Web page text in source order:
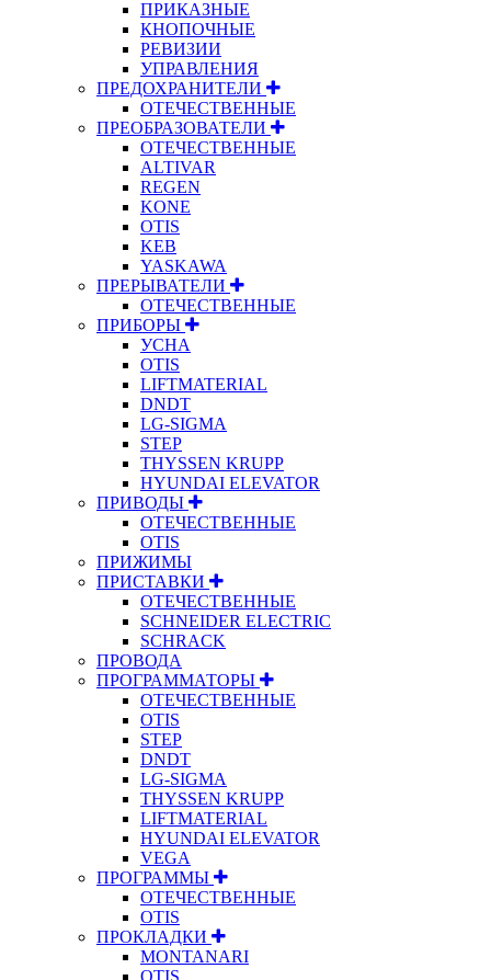
ПРИКАЗНЫЕ
КНОПОЧНЫЕ
РЕВИЗИИ
УПРАВЛЕНИЯ
ПРЕДОХРАНИТЕЛИ
ОТЕЧЕСТВЕННЫЕ
ПРЕОБРАЗОВАТЕЛИ
ОТЕЧЕСТВЕННЫЕ
ALTIVAR
REGEN
KONE
OTIS
KEB
YASKAWA
ПРЕРЫВАТЕЛИ
ОТЕЧЕСТВЕННЫЕ
ПРИБОРЫ
УСНА
OTIS
LIFTMATERIAL
DNDT
LG-SIGMA
STEP
THYSSEN KRUPP
HYUNDAI ELEVATOR
ПРИВОДЫ
ОТЕЧЕСТВЕННЫЕ
OTIS
ПРИЖИМЫ
ПРИСТАВКИ
ОТЕЧЕСТВЕННЫЕ
SCHNEIDER ELECTRIC
SCHRACK
ПРОВОДА
ПРОГРАММАТОРЫ
ОТЕЧЕСТВЕННЫЕ
OTIS
STEP
DNDT
LG-SIGMA
THYSSEN KRUPP
LIFTMATERIAL
HYUNDAI ELEVATOR
VEGA
ПРОГРАММЫ
ОТЕЧЕСТВЕННЫЕ
OTIS
ПРОКЛАДКИ
MONTANARI
OTIS